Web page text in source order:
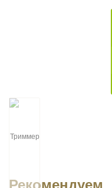
Рекомендуем